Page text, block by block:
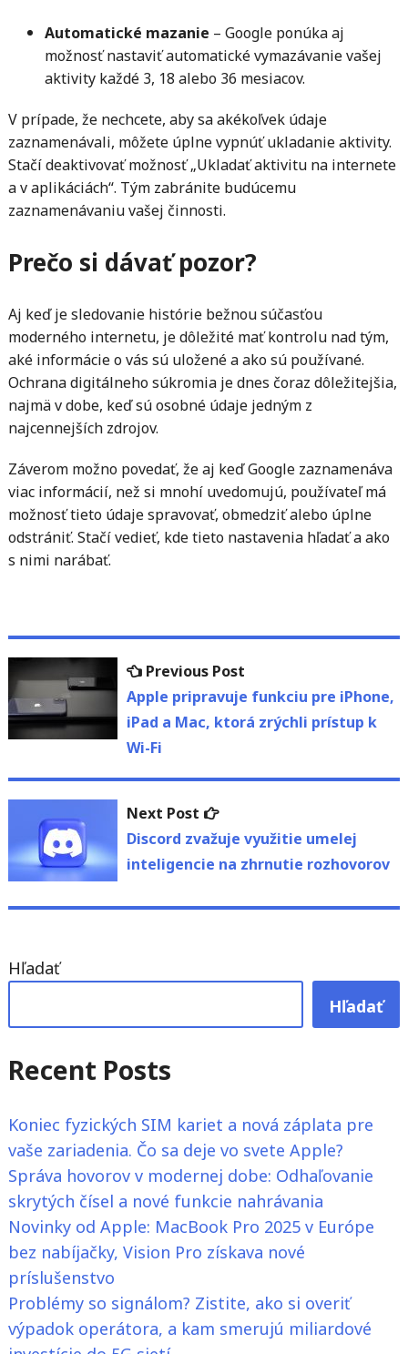
Automatické mazanie – Google ponúka aj
možnosť nastaviť automatické vymazávanie vašej
aktivity každé 3, 18 alebo 36 mesiacov.
V prípade, že nechcete, aby sa akékoľvek údaje
zaznamenávali, môžete úplne vypnúť ukladanie aktivity.
Stačí deaktivovať možnosť „Ukladať aktivitu na internete
a v aplikáciách“. Tým zabránite budúcemu
zaznamenávaniu vašej činnosti.
Prečo si dávať pozor?
Aj keď je sledovanie histórie bežnou súčasťou
moderného internetu, je dôležité mať kontrolu nad tým,
aké informácie o vás sú uložené a ako sú používané.
Ochrana digitálneho súkromia je dnes čoraz dôležitejšia,
najmä v dobe, keď sú osobné údaje jedným z
najcennejších zdrojov.
Záverom možno povedať, že aj keď Google zaznamenáva
viac informácií, než si mnohí uvedomujú, používateľ má
možnosť tieto údaje spravovať, obmedziť alebo úplne
odstrániť. Stačí vedieť, kde tieto nastavenia hľadať a ako
s nimi narábať.
Navigácia
v
článku
Previous PostPrevious
post:
Apple pripravuje funkciu pre iPhone,
iPad a Mac, ktorá zrýchli prístup k
Wi-Fi
Next Post
Next
post:
Discord zvažuje využitie umelej
inteligencie na zhrnutie rozhovorov
Hľadať
Hľadať
Recent Posts
Koniec fyzických SIM kariet a nová záplata pre
vaše zariadenia. Čo sa deje vo svete Apple?
Správa hovorov v modernej dobe: Odhaľovanie
skrytých čísel a nové funkcie nahrávania
Novinky od Apple: MacBook Pro 2025 v Európe
bez nabíjačky, Vision Pro získava nové
príslušenstvo
Problémy so signálom? Zistite, ako si overiť
výpadok operátora, a kam smerujú miliardové